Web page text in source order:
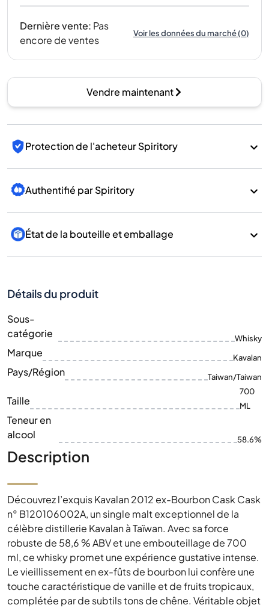
Dernière vente: Pas
encore de ventes
Voir les données du marché(0)
Vendre maintenant
Protection de l'acheteur Spiritory
Authentifié par Spiritory
État de la bouteille et emballage
Détails du produit
Sous-
catégorie
Whisky
Marque Kavalan
Pays/Région Taiwan/Taiwan
Taille
700
ML
Teneur en
alcool
58.6%
Description
Découvrez l’exquis Kavalan 2012 ex-Bourbon Cask Cask
n° B120106002A, un single malt exceptionnel de la
célèbre distillerie Kavalan à Taïwan. Avec sa force
robuste de 58,6 % ABV et une embouteillage de 700
ml, ce whisky promet une expérience gustative intense.
Le vieillissement en ex-fûts de bourbon lui confère une
touche caractéristique de vanille et de fruits tropicaux,
complétée par de subtils tons de chêne. Véritable objet